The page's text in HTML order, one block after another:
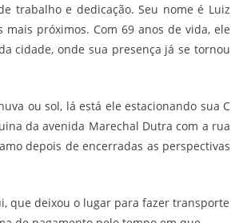
trabalho e dedicação. Seu nome é Luiz
mais próximos. Com 69 anos de vida, ele
cidade, onde sua presença já se tornou
ou sol, lá está ele estacionando sua C
da avenida Marechal Dutra com a rua
depois de encerradas as perspectivas
que deixou o lugar para fazer transporte